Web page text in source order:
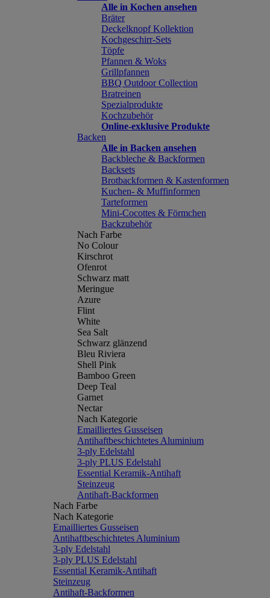
Alle in Kochen ansehen
Bräter
Deckelknopf Kollektion
Kochgeschirr-Sets
Töpfe
Pfannen & Woks
Grillpfannen
BBQ Outdoor Collection
Bratreinen
Spezialprodukte
Kochzubehör
Online-exklusive Produkte
Backen
Alle in Backen ansehen
Backbleche & Backformen
Backsets
Brotbackformen & Kastenformen
Kuchen- & Muffinformen
Tarteformen
Mini-Cocottes & Förmchen
Backzubehör
Nach Farbe
No Colour
Kirschrot
Ofenrot
Schwarz matt
Meringue
Azure
Flint
White
Sea Salt
Schwarz glänzend
Bleu Riviera
Shell Pink
Bamboo Green
Deep Teal
Garnet
Nectar
Nach Kategorie
Emailliertes Gusseisen
Antihaftbeschichtetes Aluminium
3-ply Edelstahl
3-ply PLUS Edelstahl
Essential Keramik-Antihaft
Steinzeug
Antihaft-Backformen
Nach Farbe
Nach Kategorie
Emailliertes Gusseisen
Antihaftbeschichtetes Aluminium
3-ply Edelstahl
3-ply PLUS Edelstahl
Essential Keramik-Antihaft
Steinzeug
Antihaft-Backformen